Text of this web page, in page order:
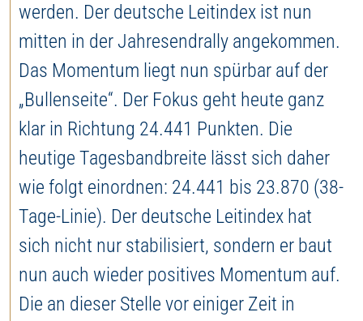
werden. Der deutsche Leitindex ist nun
mitten in der Jahresendrally angekommen.
Das Momentum liegt nun spürbar auf der
„Bullenseite“. Der Fokus geht heute ganz
klar in Richtung 24.441 Punkten. Die
heutige Tagesbandbreite lässt sich daher
wie folgt einordnen: 24.441 bis 23.870 (38-
Tage-Linie). Der deutsche Leitindex hat
sich nicht nur stabilisiert, sondern er baut
nun auch wieder positives Momentum auf.
Die an dieser Stelle vor einiger Zeit in